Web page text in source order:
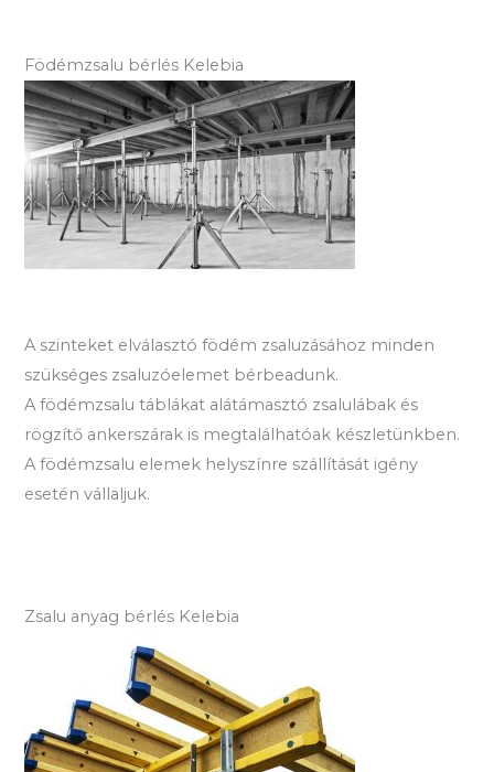
Födémzsalu bérlés Kelebia
A szinteket elválasztó födém zsaluzásához minden
szükséges zsaluzóelemet bérbeadunk.
A födémzsalu táblákat alátámasztó zsalulábak és
rögzítő ankerszárak is megtalálhatóak készletünkben.
A födémzsalu elemek helyszínre szállítását igény
esetén vállaljuk.
Zsalu anyag bérlés Kelebia